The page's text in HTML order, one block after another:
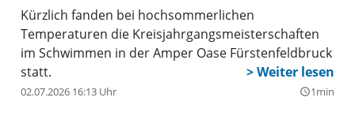
Kürzlich fanden bei hochsommerlichen
Temperaturen die Kreisjahrgangsmeisterschaften
im Schwimmen in der Amper Oase Fürstenfeldbruck
statt.
02.07.2026 16:13 Uhr query_builder1min